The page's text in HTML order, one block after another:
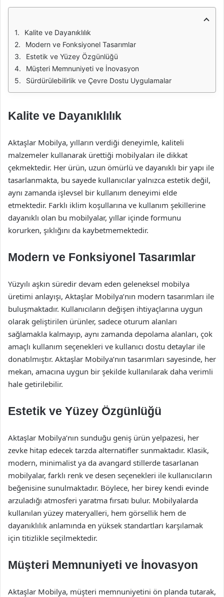
Kalite ve Dayanıklılık
Modern ve Fonksiyonel Tasarımlar
Estetik ve Yüzey Özgünlüğü
Müşteri Memnuniyeti ve İnovasyon
Sürdürülebilirlik ve Çevre Dostu Uygulamalar
Kalite ve Dayanıklılık
Aktaşlar Mobilya, yılların verdiği deneyimle, kaliteli
malzemeler kullanarak ürettiği mobilyaları ile dikkat
çekmektedir. Her ürün, uzun ömürlü ve dayanıklı bir yapı ile
tasarlanmakta, bu sayede kullanıcılar yalnızca estetik değil,
aynı zamanda işlevsel bir kullanım deneyimi elde
etmektedir. Farklı iklim koşullarına ve kullanım şekillerine
dayanıklı olan bu mobilyalar, yıllar içinde formunu
korurken, şıklığını da kaybetmemektedir.
Modern ve Fonksiyonel Tasarımlar
Yüzyılı aşkın süredir devam eden geleneksel mobilya
üretimi anlayışı, Aktaşlar Mobilya’nın modern tasarımları ile
buluşmaktadır. Kullanıcıların değişen ihtiyaçlarına uygun
olarak geliştirilen ürünler, sadece oturum alanları
sağlamakla kalmayıp, aynı zamanda depolama alanları, çok
amaçlı kullanım seçenekleri ve kullanıcı dostu detaylar ile
donatılmıştır. Aktaşlar Mobilya’nın tasarımları sayesinde, her
mekan, amacına uygun bir şekilde kullanılarak daha verimli
hale getirilebilir.
Estetik ve Yüzey Özgünlüğü
Aktaşlar Mobilya’nın sunduğu geniş ürün yelpazesi, her
zevke hitap edecek tarzda alternatifler sunmaktadır. Klasik,
modern, minimalist ya da avangard stillerde tasarlanan
mobilyalar, farklı renk ve desen seçenekleri ile kullanıcıların
beğenisine sunulmaktadır. Böylece, her birey kendi evinde
arzuladığı atmosferi yaratma fırsatı bulur. Mobilyalarda
kullanılan yüzey materyalleri, hem görsellik hem de
dayanıklılık anlamında en yüksek standartları karşılamak
için titizlikle seçilmektedir.
Müşteri Memnuniyeti ve İnovasyon
Aktaşlar Mobilya, müşteri memnuniyetini ön planda tutarak,